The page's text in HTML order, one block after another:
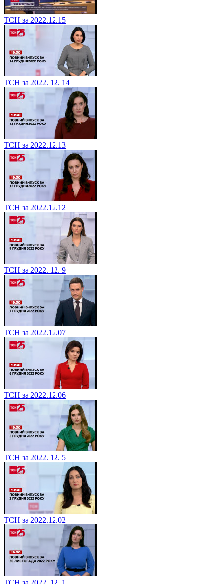
ТСН за 2022.12.15
ТСН за 2022. 12. 14
ТСН за 2022.12.13
ТСН за 2022.12.12
ТСН за 2022. 12. 9
ТСН за 2022.12.07
ТСН за 2022.12.06
ТСН за 2022. 12. 5
ТСН за 2022.12.02
ТСН за 2022. 12. 1